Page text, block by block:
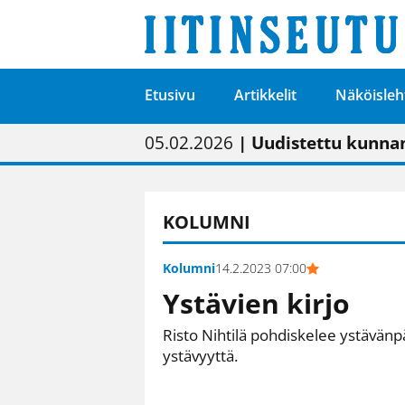
Etusivu Artikkelit
01.02.2026 | Painon
05.02.2026 | Uudistettu
23.04.2026 | “Olemme
09.05.2026| "Maalla on
KOLUMNI
Kolumni14.2.2023 07:00
Ystävien kirjo
Risto Nihtilä pohdiskelee
ystävyyttä.